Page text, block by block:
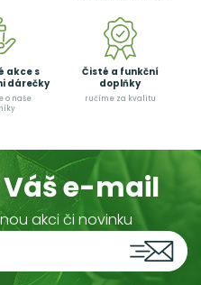
akce s
dárečky
o naše
Čisté a funkční
doplňky
ručíme za kvalitu
e-mail
akci či novinku